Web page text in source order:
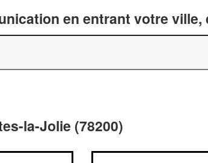
en entrant votre
la-Jolie (78200)